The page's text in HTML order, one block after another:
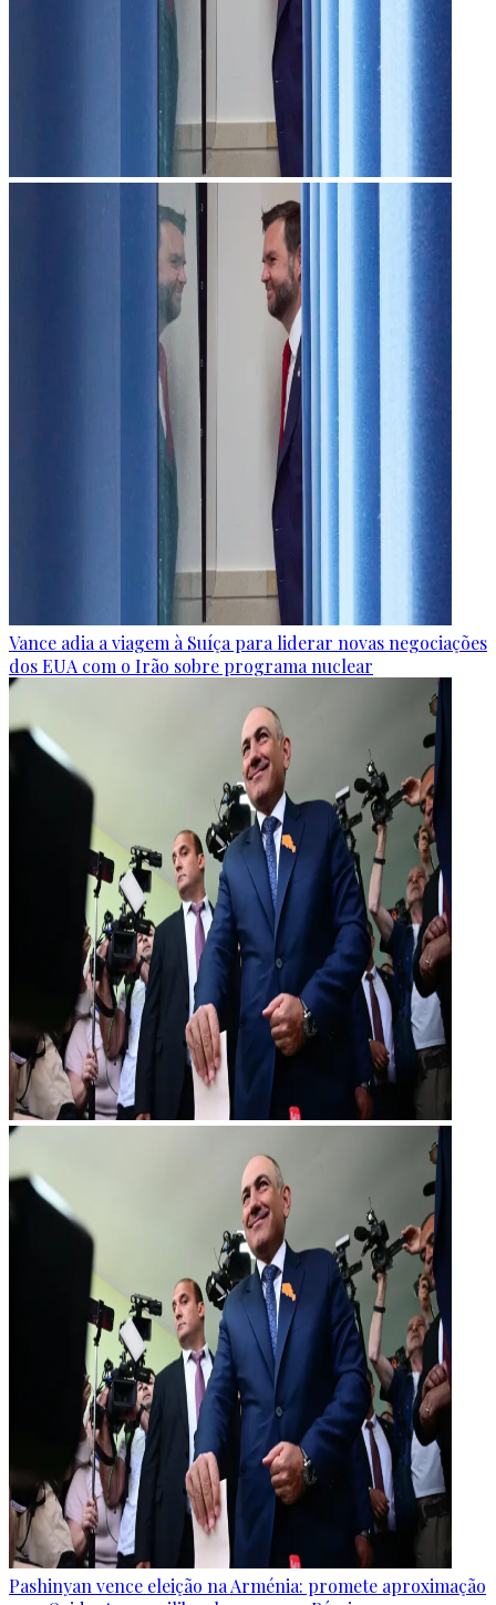
Vance adia a viagem à Suíça para liderar novas negociações
dos EUA com o Irão sobre programa nuclear
Pashinyan vence eleição na Arménia: promete aproximação